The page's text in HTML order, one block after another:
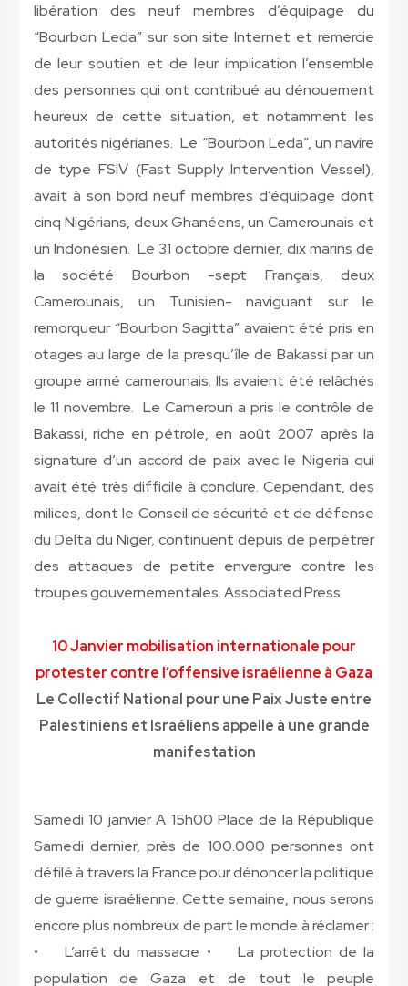
libération des neuf membres d’équipage du
“Bourbon Leda” sur son site Internet et remercie
de leur soutien et de leur implication l’ensemble
des personnes qui ont contribué au dénouement
heureux de cette situation, et notamment les
autorités nigérianes. Le “Bourbon Leda”, un navire
de type FSIV (Fast Supply Intervention Vessel),
avait à son bord neuf membres d’équipage dont
cinq Nigérians, deux Ghanéens, un Camerounais et
un Indonésien. Le 31 octobre dernier, dix marins de
la société Bourbon -sept Français, deux
Camerounais, un Tunisien- naviguant sur le
remorqueur “Bourbon Sagitta” avaient été pris en
otages au large de la presqu’île de Bakassi par un
groupe armé camerounais. Ils avaient été relâchés
le 11 novembre. Le Cameroun a pris le contrôle de
Bakassi, riche en pétrole, en août 2007 après la
signature d’un accord de paix avec le Nigeria qui
avait été très difficile à conclure. Cependant, des
milices, dont le Conseil de sécurité et de défense
du Delta du Niger, continuent depuis de perpétrer
des attaques de petite envergure contre les
troupes gouvernementales. Associated Press
10 Janvier mobilisation internationale pour
protester contre l’offensive israélienne à Gaza
Le Collectif National pour une Paix Juste entre
Palestiniens et Israéliens appelle à une grande
manifestation
Samedi 10 janvier A 15h00 Place de la République
Samedi dernier, près de 100.000 personnes ont
défilé à travers la France pour dénoncer la politique
de guerre israélienne. Cette semaine, nous serons
encore plus nombreux de part le monde à réclamer :
• L’arrêt du massacre • La protection de la
population de Gaza et de tout le peuple